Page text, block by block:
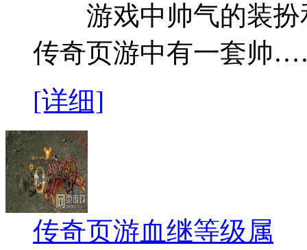
游戏中帅气的装扮
传奇页游中有一套帅
[详细]
传奇页游血继等级属